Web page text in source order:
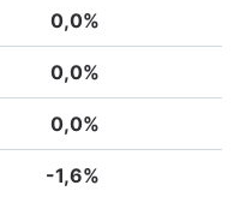
0,0%
0,0%
0,0%
-1,6%